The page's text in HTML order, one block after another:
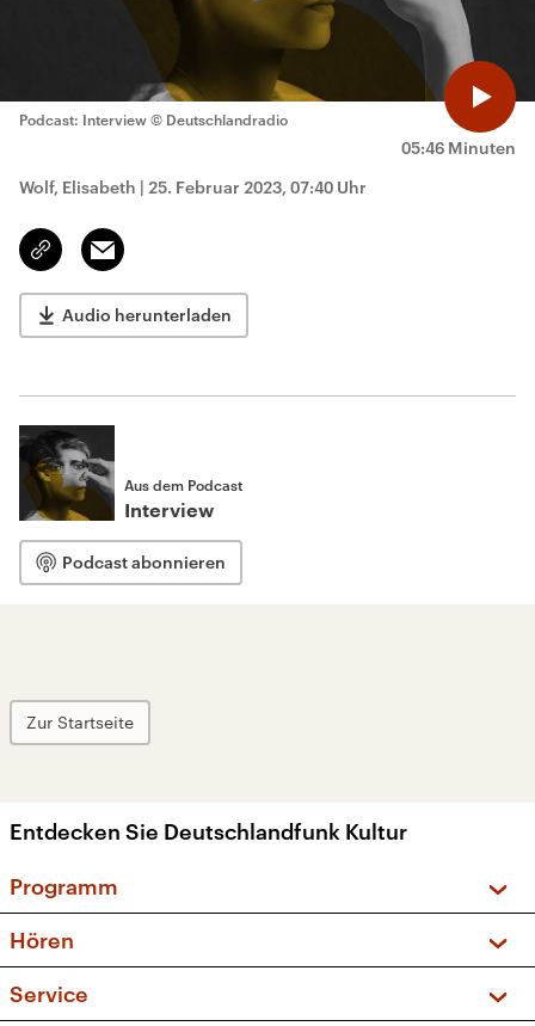
05:46 Minuten
Podcast: Interview © Deutschlandradio
Wolf, Elisabeth | 25. Februar 2023, 07:40 Uhr
Link
kopieren/teilen
Email
Audio herunterladen
Aus dem Podcast
Interview
Podcast abonnieren
Zur Startseite
Entdecken Sie Deutschlandfunk Kultur
Programm
Sendungen und Podcasts
Musikliste
Hören
Service